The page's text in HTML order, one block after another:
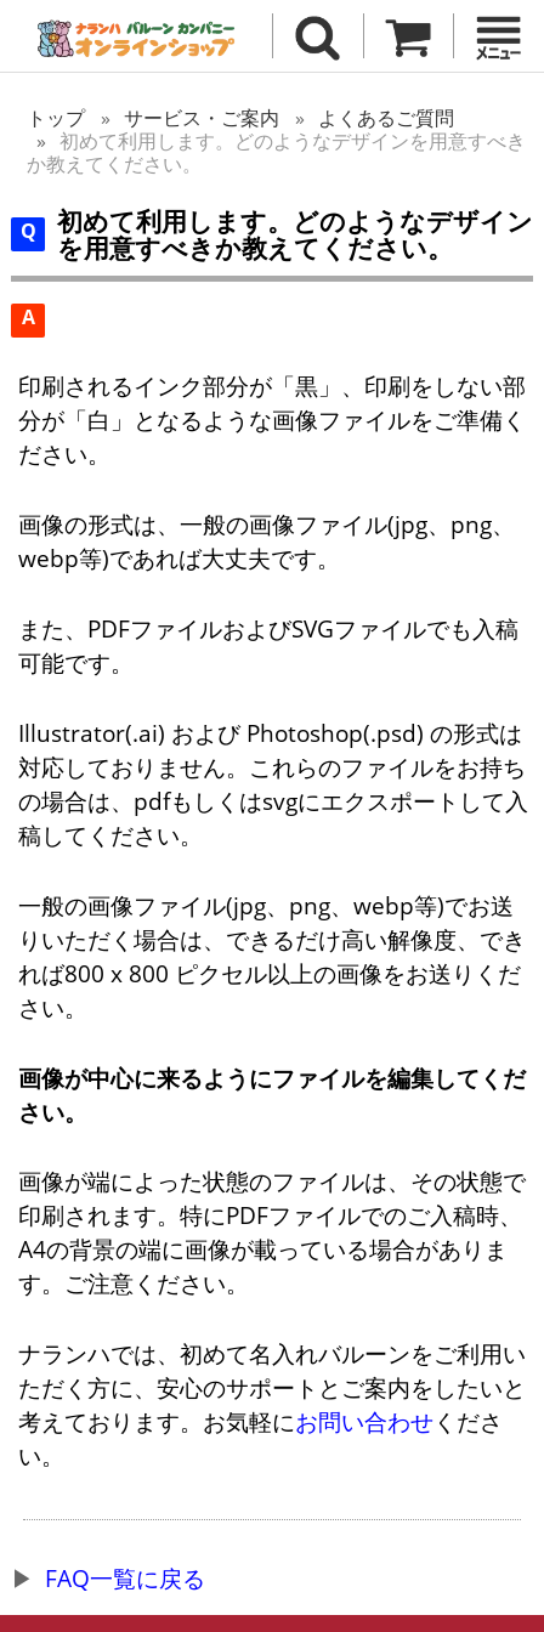
トップ サービス・ご案内
よくあるご質問
初めて利用します。どのようなデザインを用意すべき
か教えてください。
初めて利用します。どのようなデザイン
を用意すべきか教えてください。
A
印刷されるインク部分が「黒」、印刷をしない部
分が「白」となるような画像ファイルをご準備く
ださい。
画像の形式は、一般の画像ファイル(jpg、png、
webp等)であれば大丈夫です。
また、PDFファイルおよびSVGファイルでも入稿
可能です。
Illustrator(.ai) および Photoshop(.psd) の形式は
対応しておりません。これらのファイルをお持ち
の場合は、pdfもしくはsvgにエクスポートして入
稿してください。
一般の画像ファイル(jpg、png、webp等)でお送
りいただく場合は、できるだけ高い解像度、でき
れば800 x 800 ピクセル以上の画像をお送りくだ
さい。
画像が中心に来るようにファイルを編集してくだ
さい。
画像が端によった状態のファイルは、その状態で
印刷されます。特にPDFファイルでのご入稿時、
A4の背景の端に画像が載っている場合がありま
す。ご注意ください。
ナランハでは、初めて名入れバルーンをご利用い
ただく方に、安心のサポートとご案内をしたいと
考えております。お気軽にお問い合わせくださ
い。
FAQ一覧に戻る